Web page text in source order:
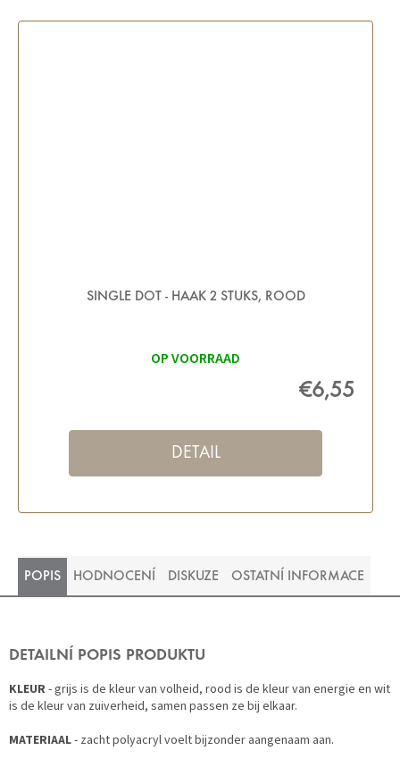
SINGLE DOT - HAAK 2 STUKS, ROOD
OP VOORRAAD
€6,55
DETAIL
POPIS HODNOCENÍ DISKUZE OSTATNÍ INFORMACE
DETAILNÍ POPIS PRODUKTU
KLEUR- grijs is de kleur van volheid, rood is de kleur van energie en wit
is de kleur van zuiverheid, samen passen ze bij elkaar.
MATERIAAL- zacht polyacryl voelt bijzonder aangenaam aan.